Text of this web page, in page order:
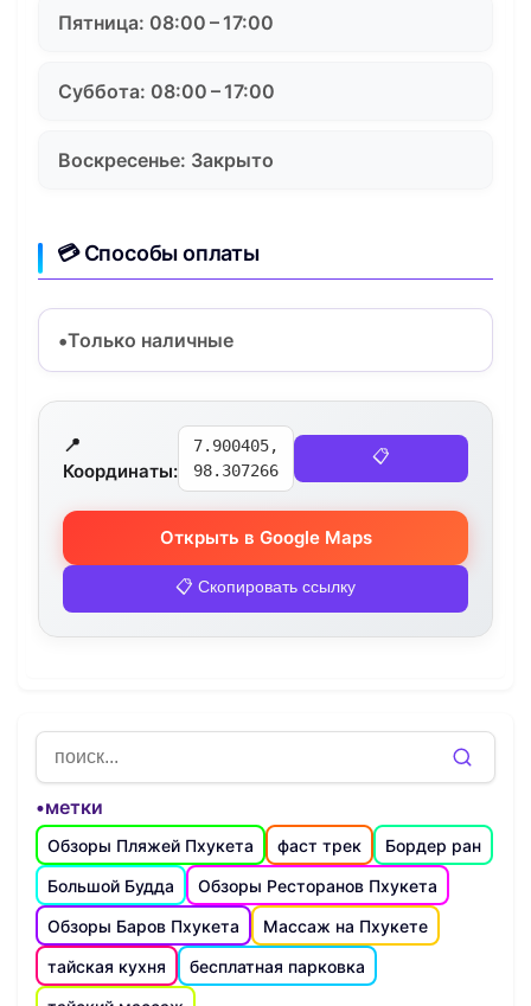
Пятница: 08:00 – 17:00
Суббота: 08:00 – 17:00
Воскресенье: Закрыто
💳 Способы оплаты
Только наличные
📍
Координаты:
7.900405,
98.307266
📋
Открыть в Google Maps
📋 Скопировать ссылку
•метки
Обзоры Пляжей Пхукета фаст трек
Бордер ран
Большой Будда
Обзоры Ресторанов Пхукета
Обзоры Баров Пхукета
Массаж на Пхукете
тайская кухня
бесплатная парковка